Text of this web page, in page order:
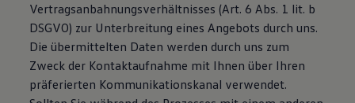
Vertragsanbahnungsverhältnisses (Art. 6 Abs. 1 lit. b
DSGVO) zur Unterbreitung eines Angebots durch uns.
Die übermittelten Daten werden durch uns zum
Zweck der Kontaktaufnahme mit Ihnen über Ihren
präferierten Kommunikationskanal verwendet.